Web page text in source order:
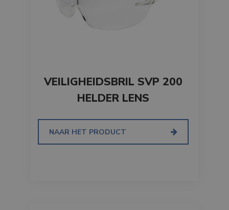
VEILIGHEIDSBRIL SVP 200
HELDER LENS
NAAR HET PRODUCT